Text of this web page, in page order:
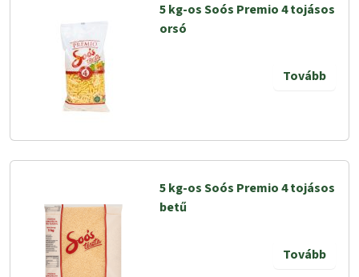
5 kg-os Soós Premio 4 tojásos
orsó
Tovább
5 kg-os Soós Premio 4 tojásos
betű
Tovább